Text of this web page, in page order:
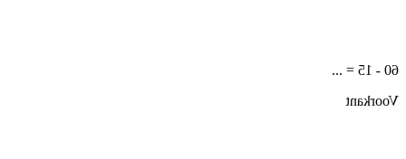
60 - 15 = ...
Voorkant